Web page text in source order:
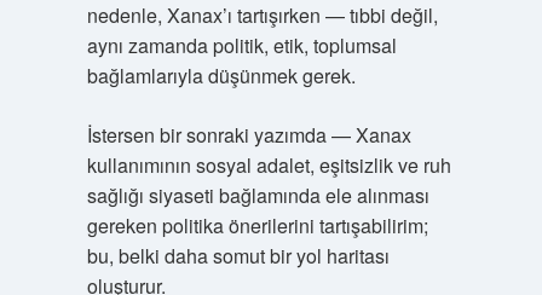
nedenle, Xanax’ı tartışırken — tıbbi değil,
aynı zamanda politik, etik, toplumsal
bağlamlarıyla düşünmek gerek.
İstersen bir sonraki yazımda — Xanax
kullanımının sosyal adalet, eşitsizlik ve ruh
sağlığı siyaseti bağlamında ele alınması
gereken politika önerilerini tartışabilirim;
bu, belki daha somut bir yol haritası
oluşturur.